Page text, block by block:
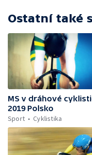
Ostatní také
MS v dráhové
2019 Polsko
Sport
Cyklistika